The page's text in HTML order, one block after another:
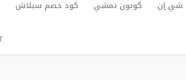
شي إن كوبون نمشي كود خصم سبلاش